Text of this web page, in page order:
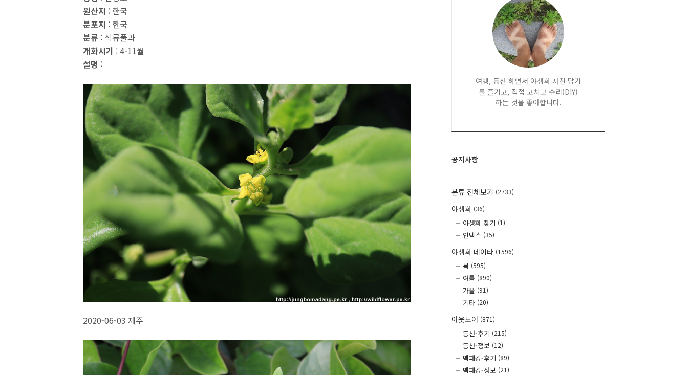
원산지 : 한국
분포지 : 한국
분류 : 석류풀과
개화시기 : 4-11월
설명 :
2020-06-03 제주
여행, 등산 하면서 야생화 사진 담기
를 즐기고, 직접 고치고 수리(DIY)
하는 것을 좋아합니다.
공지사항
분류 전체보기 (2733)
야생화 (36)
야생화 찾기 (1)
인덱스 (35)
야생화 데이타 (1596)
봄 (595)
여름 (890)
가을 (91)
기타 (20)
아웃도어 (871)
등산-후기 (215)
등산-정보 (12)
백패킹-후기 (89)
백패킹-정보 (21)